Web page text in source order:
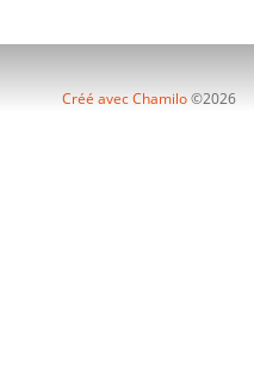
Créé avec Chamilo©2026